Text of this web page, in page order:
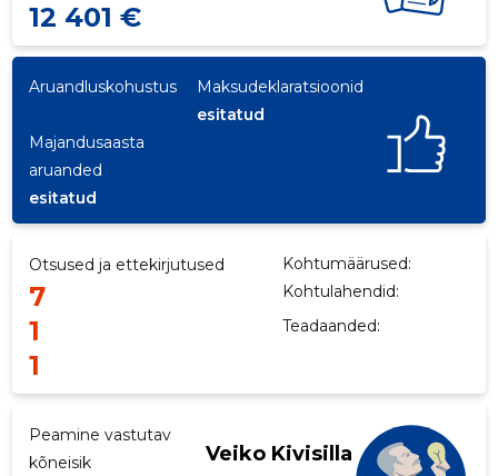
12 401 €
Aruandluskohustus
Maksudeklaratsioonid
esitatud
Majandusaasta
aruanded
esitatud
Otsused ja ettekirjutused Kohtumäärused:
7 Kohtulahendid:
1 Teadaanded:
1
Peamine vastutav
kõneisik
Veiko Kivisilla